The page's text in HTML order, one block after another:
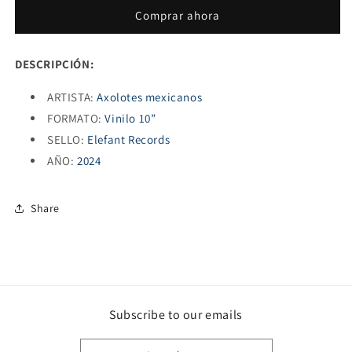
Comprar ahora
DESCRIPCIÓN:
ARTISTA: Axolotes mexicanos
FORMATO: Vinilo 10”
SELLO: Elefant Records
AÑO: 2024
Share
Subscribe to our emails